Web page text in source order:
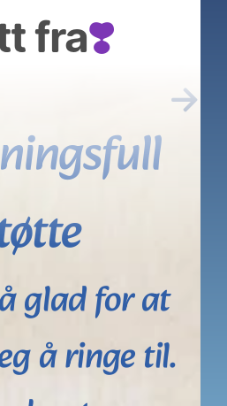
fra❣️
→
glad for at
å ringe til.